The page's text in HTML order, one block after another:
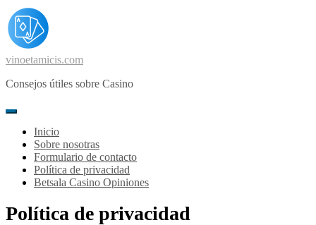
Skip
to
content
vinoetamicis.com
Consejos útiles sobre Casino
Inicio
Sobre nosotras
Formulario de contacto
Política de privacidad
Betsala Casino Opiniones
Política de privacidad